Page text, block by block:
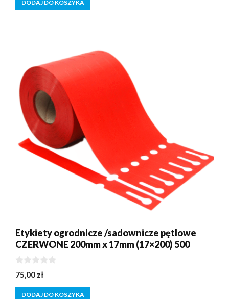
DODAJ DO KOSZYKA
Etykiety ogrodnicze /sadownicze pętlowe
CZERWONE 200mm x 17mm (17×200) 500
0
z
5
75,00 zł
DODAJ DO KOSZYKA